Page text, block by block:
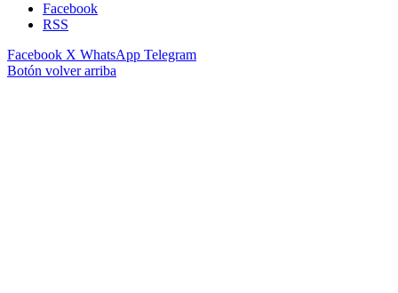
Facebook
RSS
Facebook X WhatsApp Telegram
Botón volver arriba